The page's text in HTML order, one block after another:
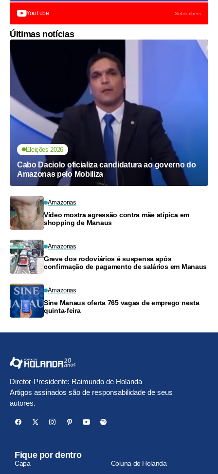
YouTube Subscribers
Últimas notícias
Eleições 2026
Cabo Daciolo oficializa candidatura ao governo do
Amazonas pelo Mobiliza
Amazonas
Vídeo mostra agressão contra mãe atípica em
shopping de Manaus
Amazonas
Greve dos rodoviários é suspensa após
confirmação de pagamento de salários em Manaus
Amazonas
Sine Manaus oferta 765 vagas de emprego nesta
quinta-feira
Diretor-Presidente: Raimundo de Holanda
Artigos assinados são de responsabilidade de seus
autores.
Fique por dentro
Capa
Coluna do Holanda